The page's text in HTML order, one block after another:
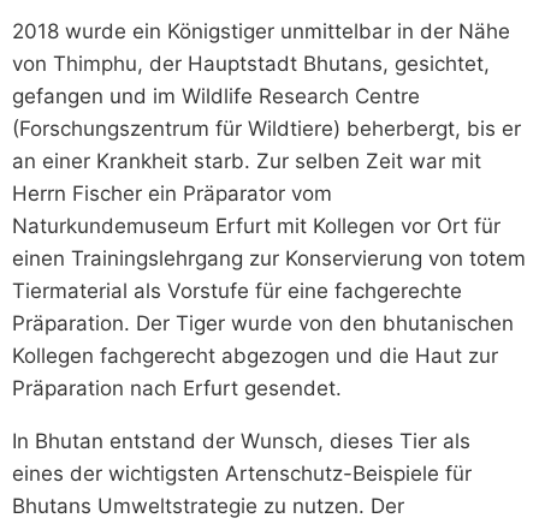
2018 wurde ein Königstiger unmittelbar in der Nähe
von Thimphu, der Hauptstadt Bhutans, gesichtet,
gefangen und im Wildlife Research Centre
(Forschungszentrum für Wildtiere) beherbergt, bis er
an einer Krankheit starb. Zur selben Zeit war mit
Herrn Fischer ein Präparator vom
Naturkundemuseum Erfurt mit Kollegen vor Ort für
einen Trainingslehrgang zur Konservierung von totem
Tiermaterial als Vorstufe für eine fachgerechte
Präparation. Der Tiger wurde von den bhutanischen
Kollegen fachgerecht abgezogen und die Haut zur
Präparation nach Erfurt gesendet.
In Bhutan entstand der Wunsch, dieses Tier als
eines der wichtigsten Artenschutz-Beispiele für
Bhutans Umweltstrategie zu nutzen. Der